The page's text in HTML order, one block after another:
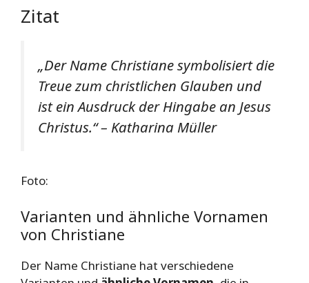
Zitat
„Der Name Christiane symbolisiert die
Treue zum christlichen Glauben und
ist ein Ausdruck der Hingabe an Jesus
Christus.“ – Katharina Müller
Foto:
Varianten und ähnliche Vornamen
von Christiane
Der Name Christiane hat verschiedene